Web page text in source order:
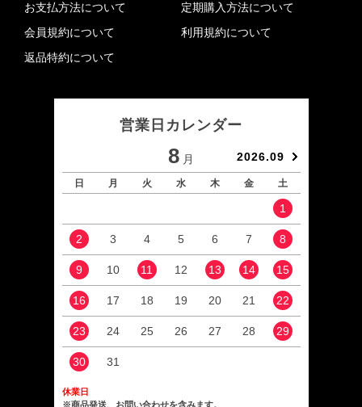
お支払方法について
会員規約について
返品特約について
定期購入方法について
利用規約について
営業日カレンダー
8 月 2026.09
日 月 火 水 木 金 土
1
2 3 4 5 6 7 8
9 10 11 12 13 14 15
16 17 18 19 20 21 22
23 24 25 26 27 28 29
30 31
休業日
※商品発送、お問い合わせを含みます。